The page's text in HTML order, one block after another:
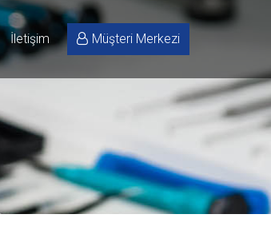
İletişim Müşteri Merkezi